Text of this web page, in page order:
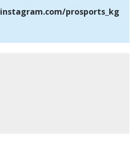
instagram.com/prosports_kg